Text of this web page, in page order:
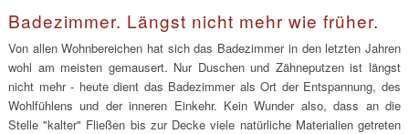
Badezimmer. Längst nicht mehr wie früher.
Von allen Wohnbereichen hat sich das Badezimmer in den letzten Jahren
wohl am meisten gemausert. Nur Duschen und Zähneputzen ist längst
nicht mehr - heute dient das Badezimmer als Ort der Entspannung, des
Wohlfühlens und der inneren Einkehr. Kein Wunder also, dass an die
Stelle "kalter" Fließen bis zur Decke viele natürliche Materialien getreten